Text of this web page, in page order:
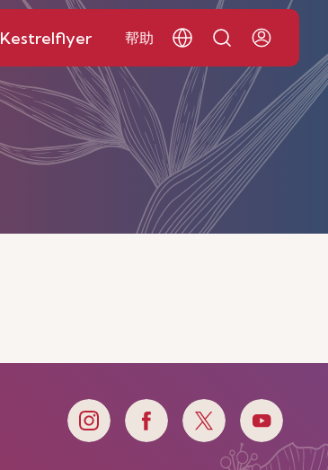
Kestrelflyer 帮助